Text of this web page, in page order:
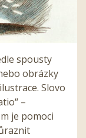
spousty
obrázky
Slovo
–
je pomoci